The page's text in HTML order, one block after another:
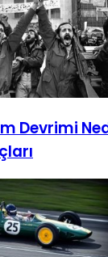
Devrimi